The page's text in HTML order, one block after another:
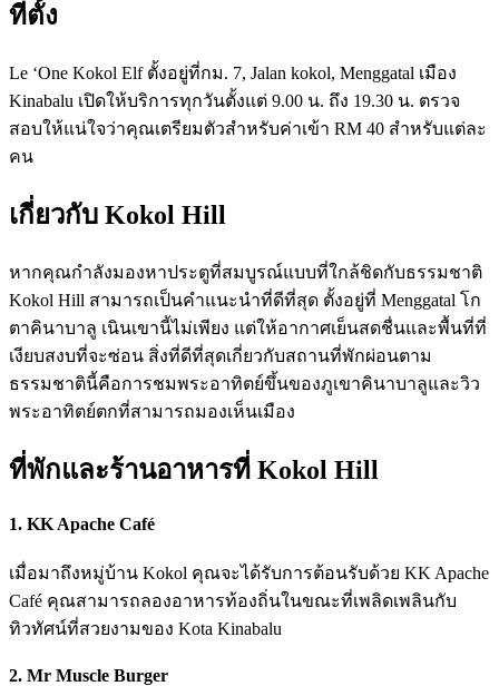
ที่ตั้ง
Le ‘One Kokol Elf ตั้งอยู่ที่กม. 7, Jalan kokol, Menggatal เมือง
Kinabalu เปิดให้บริการทุกวันตั้งแต่ 9.00 น. ถึง 19.30 น. ตรวจ
สอบให้แน่ใจว่าคุณเตรียมตัวสำหรับค่าเข้า RM 40 สำหรับแต่ละ
คน
เกี่ยวกับ Kokol Hill
หากคุณกำลังมองหาประตูที่สมบูรณ์แบบที่ใกล้ชิดกับธรรมชาติ
Kokol Hill สามารถเป็นคำแนะนำที่ดีที่สุด ตั้งอยู่ที่ Menggatal โก
ตาคินาบาลู เนินเขานี้ไม่เพียง แต่ให้อากาศเย็นสดชื่นและพื้นที่ที่
เงียบสงบที่จะซ่อน สิ่งที่ดีที่สุดเกี่ยวกับสถานที่พักผ่อนตาม
ธรรมชาตินี้คือการชมพระอาทิตย์ขึ้นของภูเขาคินาบาลูและวิว
พระอาทิตย์ตกที่สามารถมองเห็นเมือง
ที่พักและร้านอาหารที่ Kokol Hill
1. KK Apache Café
เมื่อมาถึงหมู่บ้าน Kokol คุณจะได้รับการต้อนรับด้วย KK Apache
Café คุณสามารถลองอาหารท้องถิ่นในขณะที่เพลิดเพลินกับ
ทิวทัศน์ที่สวยงามของ Kota Kinabalu
2. Mr Muscle Burger